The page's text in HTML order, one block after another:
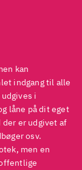
kan
indgang til alle
i
låne på dit eget
der er udgivet af
osv.
men en